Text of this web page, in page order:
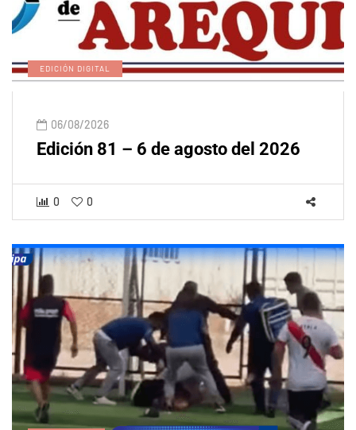
EDICIÓN DIGITAL
06/08/2026
Edición 81 – 6 de agosto del 2026
0 0